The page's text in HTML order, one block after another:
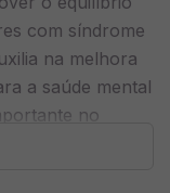
com síndrome
na melhora
a saúde mental
no